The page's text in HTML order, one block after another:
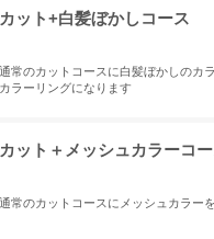
カット+白髪ぼかしコース
通常のカットコースに白髪ぼかしのカ
カラーリングになります
カット＋メッシュカラーコ
通常のカットコースにメッシュカラー